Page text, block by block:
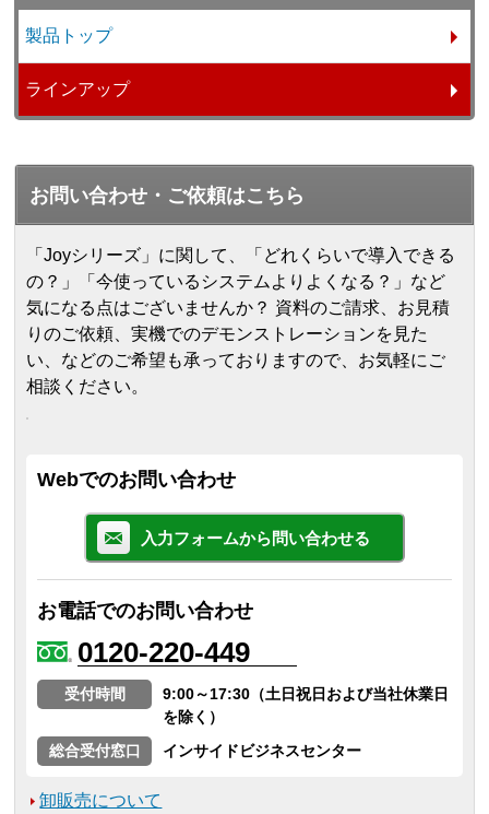
製品トップ
ラインアップ
お問い合わせ・ご依頼はこちら
「Joyシリーズ」に関して、「どれくらいで導入できる
の？」「今使っているシステムよりよくなる？」など
気になる点はございませんか？ 資料のご請求、お見積
りのご依頼、実機でのデモンストレーションを見た
い、などのご希望も承っておりますので、お気軽にご
相談ください。
Webでのお問い合わせ
入力フォームから問い合わせる
お電話でのお問い合わせ
0120-220-449
受付時間
9:00～17:30（土日祝日および当社休業日
を除く）
総合受付窓口
インサイドビジネスセンター
卸販売について